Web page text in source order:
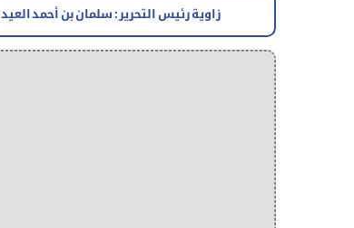
زاوية رئيس التحرير : سلمان بن أحمد العيد